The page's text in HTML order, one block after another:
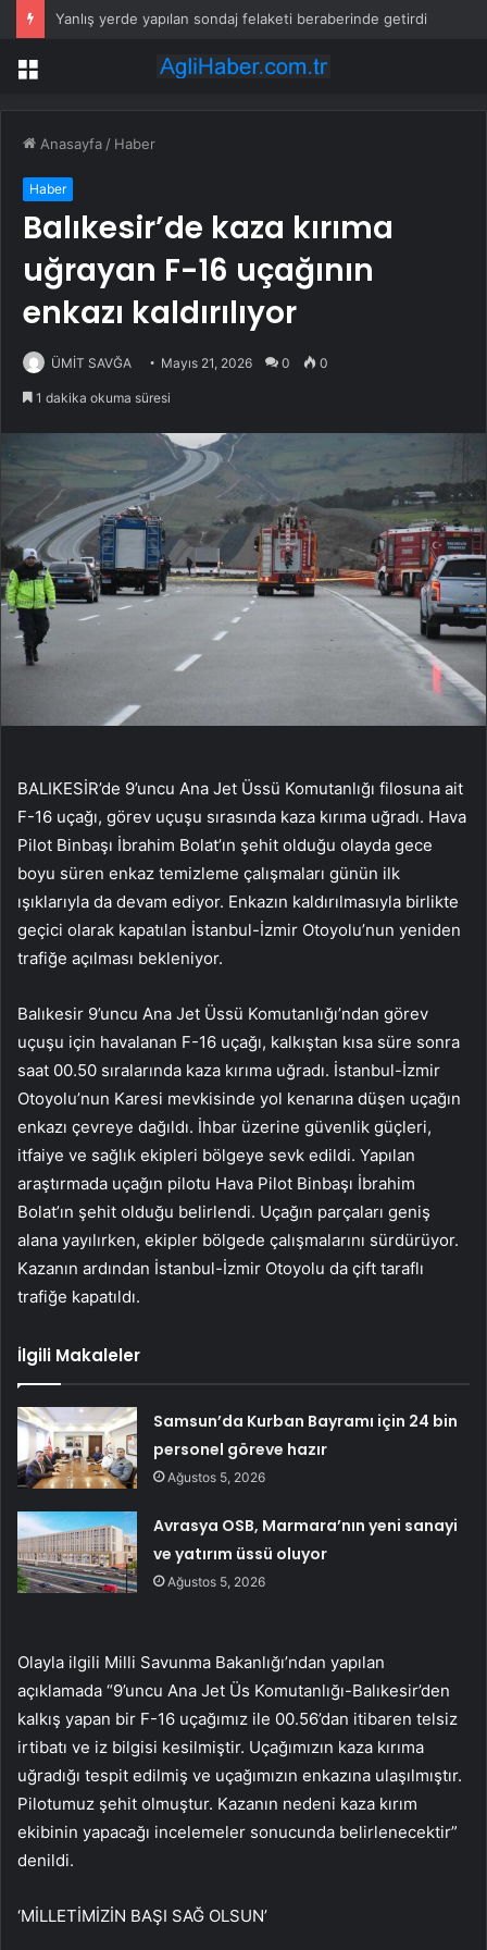
Yanlış yerde yapılan sondaj felaketi beraberinde getirdi
Menü
Anasayfa / Haber
Haber
Balıkesir’de kaza kırıma
uğrayan F-16 uçağının
enkazı kaldırılıyor
ÜMİT SAVĞA Mayıs 21, 2026 0 0
1 dakika okuma süresi
BALIKESİR’de 9’uncu Ana Jet Üssü Komutanlığı filosuna ait
F-16 uçağı, görev uçuşu sırasında kaza kırıma uğradı. Hava
Pilot Binbaşı İbrahim Bolat’ın şehit olduğu olayda gece
boyu süren enkaz temizleme çalışmaları günün ilk
ışıklarıyla da devam ediyor. Enkazın kaldırılmasıyla birlikte
geçici olarak kapatılan İstanbul-İzmir Otoyolu’nun yeniden
trafiğe açılması bekleniyor.
Balıkesir 9’uncu Ana Jet Üssü Komutanlığı’ndan görev
uçuşu için havalanan F-16 uçağı, kalkıştan kısa süre sonra
saat 00.50 sıralarında kaza kırıma uğradı. İstanbul-İzmir
Otoyolu’nun Karesi mevkisinde yol kenarına düşen uçağın
enkazı çevreye dağıldı. İhbar üzerine güvenlik güçleri,
itfaiye ve sağlık ekipleri bölgeye sevk edildi. Yapılan
araştırmada uçağın pilotu Hava Pilot Binbaşı İbrahim
Bolat’ın şehit olduğu belirlendi. Uçağın parçaları geniş
alana yayılırken, ekipler bölgede çalışmalarını sürdürüyor.
Kazanın ardından İstanbul-İzmir Otoyolu da çift taraflı
trafiğe kapatıldı.
İlgili Makaleler
Samsun’da Kurban Bayramı için 24 bin
personel göreve hazır
Ağustos 5, 2026
Avrasya OSB, Marmara’nın yeni sanayi
ve yatırım üssü oluyor
Ağustos 5, 2026
Olayla ilgili Milli Savunma Bakanlığı’ndan yapılan
açıklamada “9’uncu Ana Jet Üs Komutanlığı-Balıkesir’den
kalkış yapan bir F-16 uçağımız ile 00.56’dan itibaren telsiz
irtibatı ve iz bilgisi kesilmiştir. Uçağımızın kaza kırıma
uğradığı tespit edilmiş ve uçağımızın enkazına ulaşılmıştır.
Pilotumuz şehit olmuştur. Kazanın nedeni kaza kırım
ekibinin yapacağı incelemeler sonucunda belirlenecektir”
denildi.
‘MİLLETİMİZİN BAŞI SAĞ OLSUN’